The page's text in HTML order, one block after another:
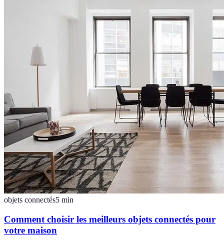
objets connectés5 min
Comment choisir les meilleurs objets connectés pour
votre maison